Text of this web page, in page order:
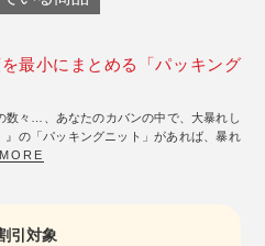
最小にまとめる「パッキング
数々…、あなたのカバンの中で、大暴れし
の「パッキングニット」があれば、暴れ
MORE
引対象